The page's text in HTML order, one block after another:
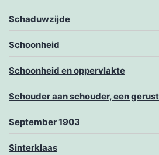
Schaduwzijde
Schoonheid
Schoonheid en oppervlakte
Schouder aan schouder, een
September 1903
Sinterklaas